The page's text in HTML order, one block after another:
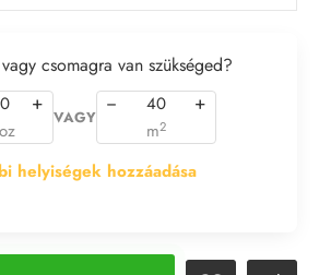
helyiségek hozzáadása
csomagra van szükséged?
+
VAGY
− +
m2